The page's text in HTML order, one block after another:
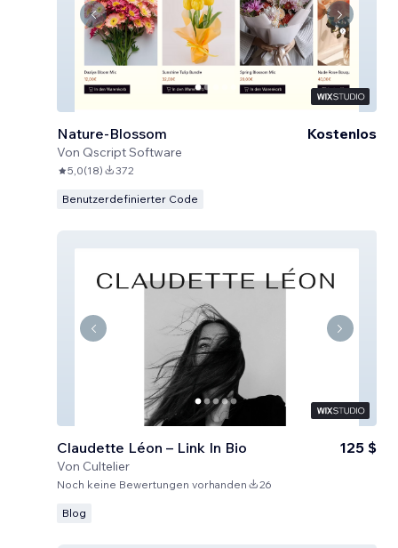
Nature-Blossom
Von Qscript Software
Kostenlos
5,0(18) 372
Benutzerdefinierter Code
Claudette Léon – Link In Bio
Von Cultelier
125 $
Noch keine Bewertungen vorhanden 26
Blog